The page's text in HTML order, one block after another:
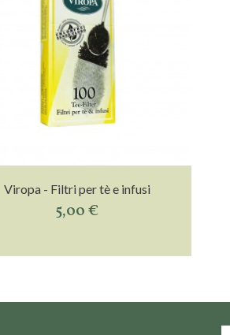
Viropa - Filtri per tè e infusi
5,00 €